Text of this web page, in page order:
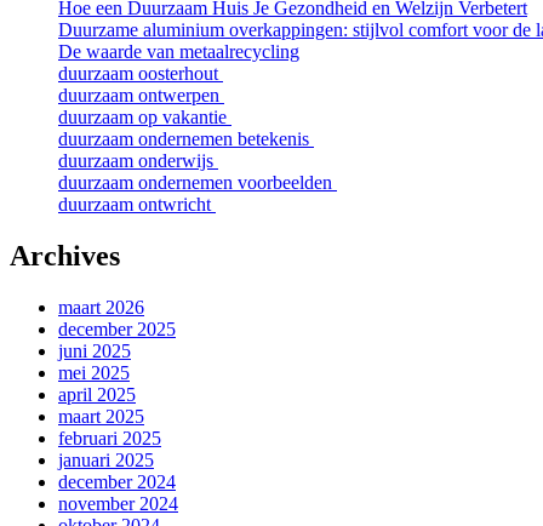
Hoe een Duurzaam Huis Je Gezondheid en Welzijn Verbetert
Duurzame aluminium overkappingen: stijlvol comfort voor de
De waarde van metaalrecycling
duurzaam oosterhout
duurzaam ontwerpen
duurzaam op vakantie
duurzaam ondernemen betekenis
duurzaam onderwijs
duurzaam ondernemen voorbeelden
duurzaam ontwricht
Archives
maart 2026
december 2025
juni 2025
mei 2025
april 2025
maart 2025
februari 2025
januari 2025
december 2024
november 2024